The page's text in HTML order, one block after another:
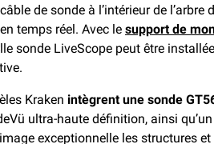
de sonde à l’intérieur de
temps réel. Avec le support de
sonde LiveScope peut être
Kraken intègrent une sonde
ultra-haute définition, ainsi
exceptionnelle les structures